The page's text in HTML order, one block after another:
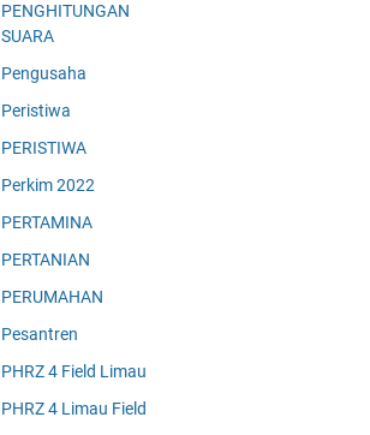
PENGHITUNGAN
SUARA
Pengusaha
Peristiwa
PERISTIWA
Perkim 2022
PERTAMINA
PERTANIAN
PERUMAHAN
Pesantren
PHRZ 4 Field Limau
PHRZ 4 Limau Field